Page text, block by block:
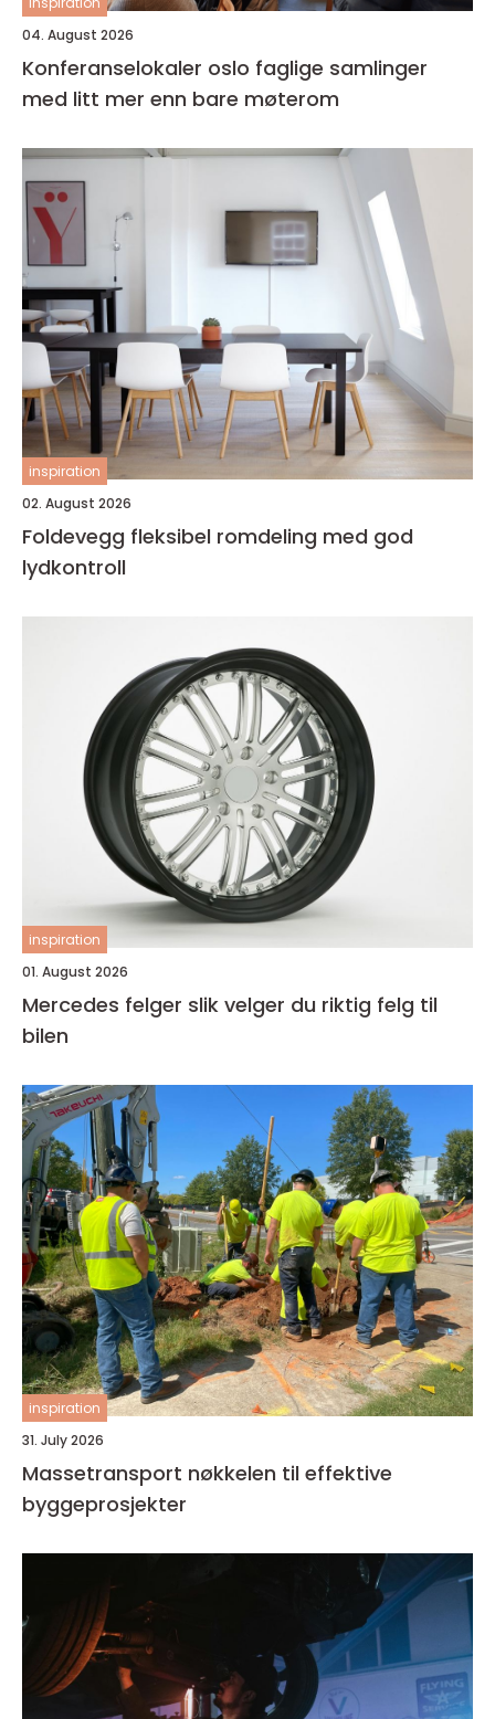
04. August 2026
Konferanselokaler oslo faglige samlinger
med litt mer enn bare møterom
inspiration
02. August 2026
Foldevegg fleksibel romdeling med god
lydkontroll
inspiration
01. August 2026
Mercedes felger slik velger du riktig felg til
bilen
inspiration
31. July 2026
Massetransport nøkkelen til effektive
byggeprosjekter